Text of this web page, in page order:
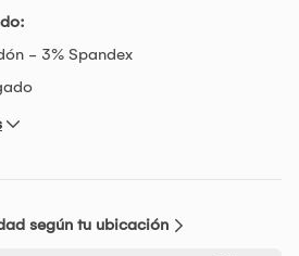
- 3% Spandex
según tu ubicación